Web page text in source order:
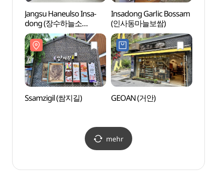
Jangsu Haneulso Insa-
dong (장수하늘소
인사점)
Insadong Garlic Bossam
(인사동마늘보쌈)
Ssamzigil (쌈지길) GEOAN (거안)
mehr